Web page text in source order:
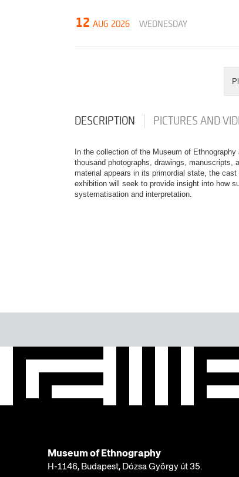
12 AUG 2026 WEDNESDAY
DESCRIPTION PICTURES AND
In the collection of the Museum of
thousand photographs, drawings,
material appears in its primordial state, the
exhibition will seek to provide insight into how
systematisation and interpretation.
Museum of Ethnography
H-1146, Budapest, Dózsa György út 35.